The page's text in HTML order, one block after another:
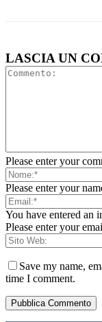
LASCIA UN
Please enter your
Please enter your
You have entered an
Please enter your
Save my name,
time I comment.